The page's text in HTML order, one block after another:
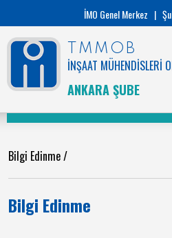
İMO Genel Merkez |
TMMOB
İNŞAAT MÜHENDİSLERİ
ANKARA ŞUBE
Bilgi Edinme/
Bilgi Edinme